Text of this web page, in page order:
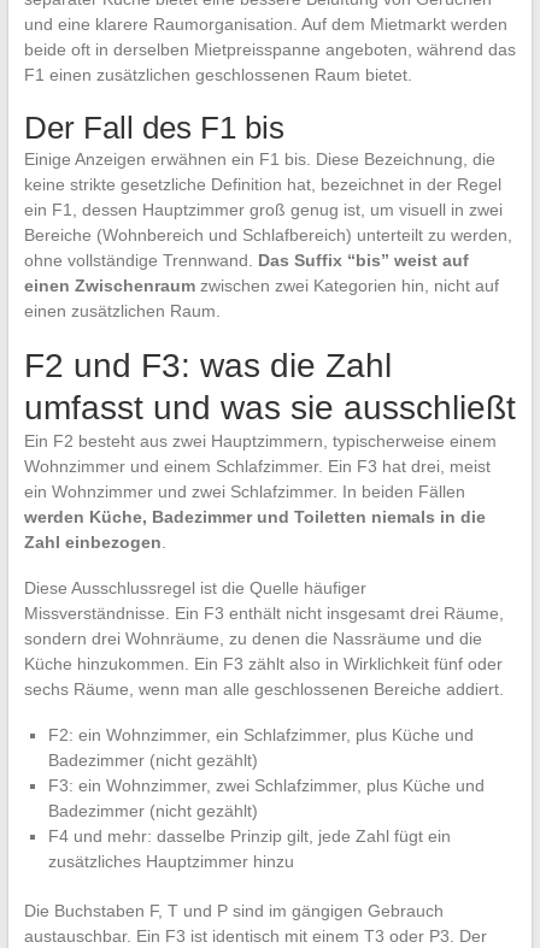
und eine klarere Raumorganisation. Auf dem Mietmarkt werden
beide oft in derselben Mietpreisspanne angeboten, während das
F1 einen zusätzlichen geschlossenen Raum bietet.
Der Fall des F1 bis
Einige Anzeigen erwähnen ein F1 bis. Diese Bezeichnung, die
keine strikte gesetzliche Definition hat, bezeichnet in der Regel
ein F1, dessen Hauptzimmer groß genug ist, um visuell in zwei
Bereiche (Wohnbereich und Schlafbereich) unterteilt zu werden,
ohne vollständige Trennwand. Das Suffix “bis” weist auf
einen Zwischenraumzwischen zwei Kategorien hin, nicht auf
einen zusätzlichen Raum.
F2 und F3: was die Zahl
umfasst und was sie ausschließt
Ein F2 besteht aus zwei Hauptzimmern, typischerweise einem
Wohnzimmer und einem Schlafzimmer. Ein F3 hat drei, meist
ein Wohnzimmer und zwei Schlafzimmer. In beiden Fällen
werden Küche, Badezimmer und Toiletten niemals in die
Zahl einbezogen.
Diese Ausschlussregel ist die Quelle häufiger
Missverständnisse. Ein F3 enthält nicht insgesamt drei Räume,
sondern drei Wohnräume, zu denen die Nassräume und die
Küche hinzukommen. Ein F3 zählt also in Wirklichkeit fünf oder
sechs Räume, wenn man alle geschlossenen Bereiche addiert.
F2: ein Wohnzimmer, ein Schlafzimmer, plus Küche und
Badezimmer (nicht gezählt)
F3: ein Wohnzimmer, zwei Schlafzimmer, plus Küche und
Badezimmer (nicht gezählt)
F4 und mehr: dasselbe Prinzip gilt, jede Zahl fügt ein
zusätzliches Hauptzimmer hinzu
Die Buchstaben F, T und P sind im gängigen Gebrauch
austauschbar. Ein F3 ist identisch mit einem T3 oder P3. Der